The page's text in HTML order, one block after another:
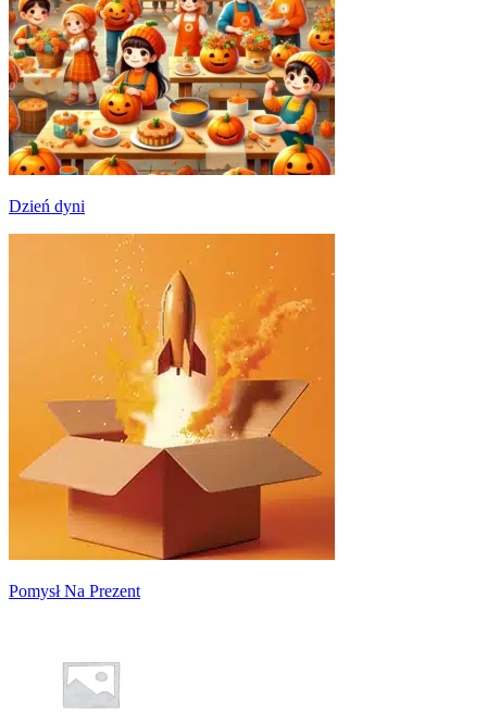
Dzień dyni
Pomysł Na Prezent